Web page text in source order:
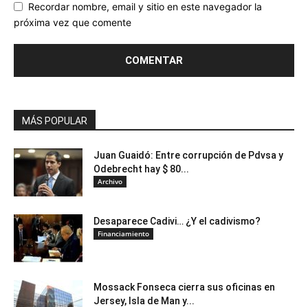
Recordar nombre, email y sitio en este navegador la
próxima vez que comente
MÁS POPULAR
Juan Guaidó: Entre corrupción de Pdvsa y
Odebrecht hay $ 80...
Archivo
Desaparece Cadivi… ¿Y el cadivismo?
Financiamiento
Mossack Fonseca cierra sus oficinas en
Jersey, Isla de Man y...